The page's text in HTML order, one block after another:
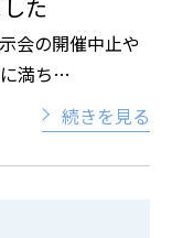
た
会の開催中止や
満ち…
続きを見る